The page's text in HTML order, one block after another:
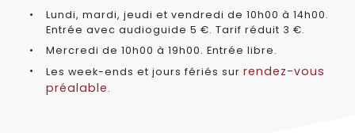
Lundi, mardi, jeudi et vendredi de 10h00 à 14h00.
Entrée avec audioguide 5 €. Tarif réduit 3 €.
Mercredi de 10h00 à 19h00. Entrée libre.
Les week-ends et jours fériés sur rendez-vous
préalable.